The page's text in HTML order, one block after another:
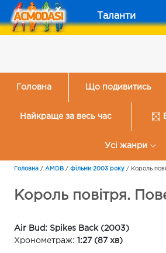
Таланти
Головна Що подивитись
Найкраще за весь час
Усі жанри
Головна / AMDB / Фільми 2003 року / Король
Король повітря.
Air Bud: Spikes Back (2003)
Хронометраж: 1:27 (87 хв)